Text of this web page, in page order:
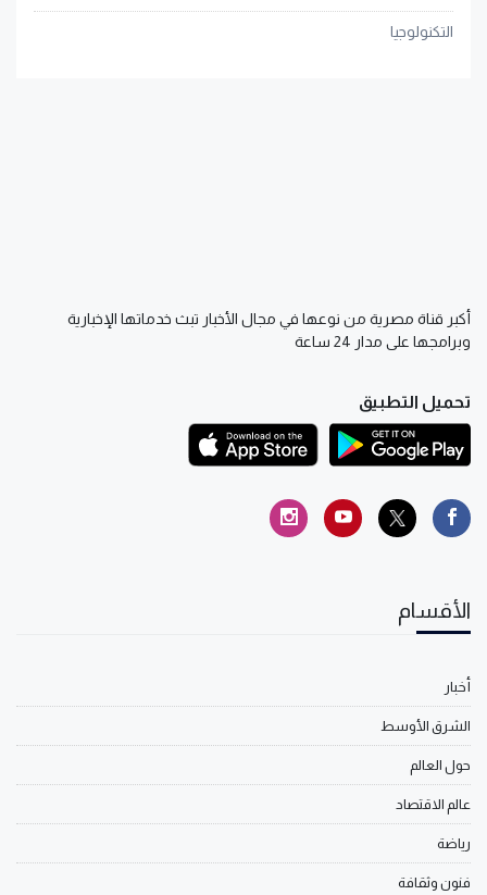
التكنولوجيا
أكبر قناة مصرية من نوعها في مجال الأخبار تبث خدماتها الإخبارية
وبرامجها على مدار 24 ساعة
تحميل التطبيق
الأقسام
أخبار
الشرق الأوسط
حول العالم
عالم الاقتصاد
رياضة
فنون وثقافة